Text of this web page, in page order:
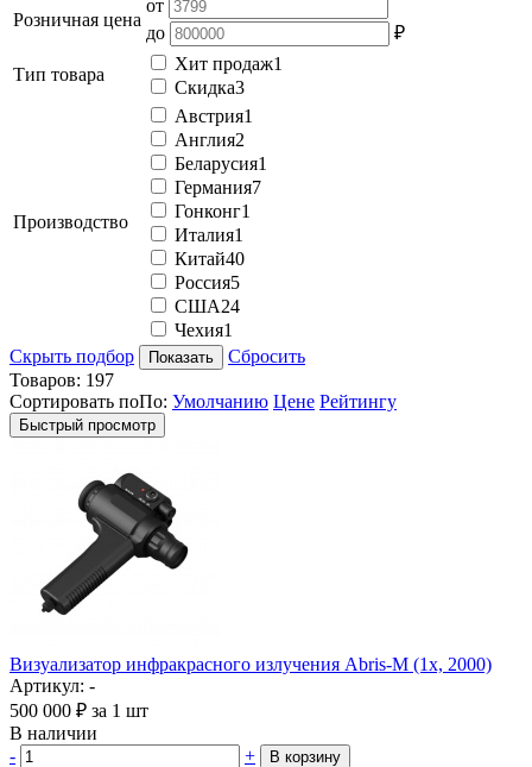
Розничная цена
от
до
₽
Тип товара
Хит продаж1
Скидка3
Производство
Австрия1
Англия2
Беларусия1
Германия7
Гонконг1
Италия1
Китай40
Россия5
США24
Чехия1
Скрыть подбор
Показать
Сбросить
Товаров: 197
Сортировать поПо: Умолчанию Цене Рейтингу
Быстрый просмотр
Визуализатор инфракрасного излучения Abris-M (1x, 2000)
Артикул: -
500 000 ₽ за 1 шт
В наличии
-
+
В корзину